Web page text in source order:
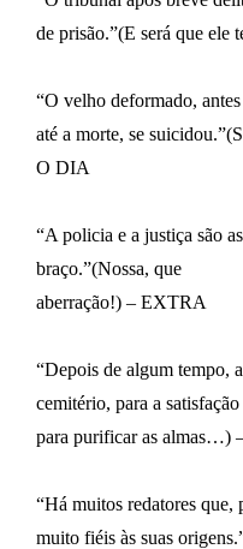
de prisão.”(E será que ele
“O velho deformado,
até a morte, se
O DIA
“A policia e a justiça são
braço.”(Nossa, que
aberração!) – EXTRA
“Depois de algum tempo,
cemitério, para a
para purificar as almas…)
“Há muitos redatores que,
muito fiéis às suas